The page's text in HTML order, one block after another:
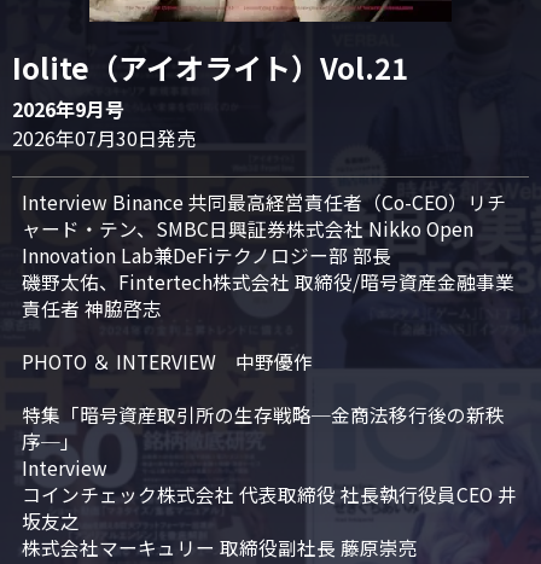
Iolite（アイオライト）Vol.21
2026年9月号
2026年07月30日発売
Interview Binance 共同最高経営責任者（Co-CEO）リチ
ャード・テン、SMBC日興証券株式会社 Nikko Open
Innovation Lab兼DeFiテクノロジー部 部長
磯野太佑、Fintertech株式会社 取締役/暗号資産金融事業
責任者 神脇啓志
PHOTO ＆ INTERVIEW　中野優作
特集「暗号資産取引所の生存戦略─金商法移行後の新秩
序─」
Interview
コインチェック株式会社 代表取締役 社長執行役員CEO 井
坂友之
株式会社マーキュリー 取締役副社長 藤原崇亮